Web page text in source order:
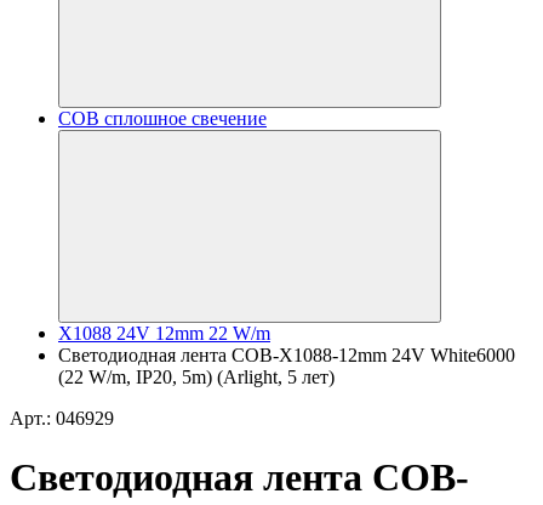
COB сплошное свечение
X1088 24V 12mm 22 W/m
Светодиодная лента COB-X1088-12mm 24V White6000
(22 W/m, IP20, 5m) (Arlight, 5 лет)
Арт.: 046929
Светодиодная лента COB-